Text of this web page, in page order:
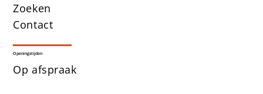
Zoeken
Contact
Openingstijden
Op afspraak